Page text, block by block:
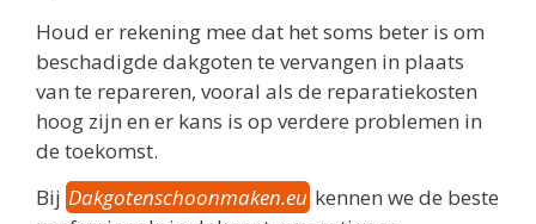
Houd er rekening mee dat het soms beter is om
beschadigde dakgoten te vervangen in plaats
van te repareren, vooral als de reparatiekosten
hoog zijn en er kans is op verdere problemen in
de toekomst.
Bij Dakgotenschoonmaken.eu kennen we de beste